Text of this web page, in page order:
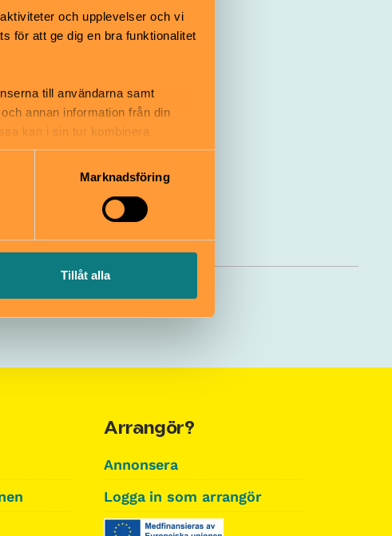
och upplevelser och vi
för att ge dig en bra funktionalitet
till användarna samt
annan information från din
kan i sin tur kombinera
när du har använt deras tjänster.
Marknadsföring
Tillåt alla
bums
till
Arrangör?
Annonsera
Logga in som arrangör